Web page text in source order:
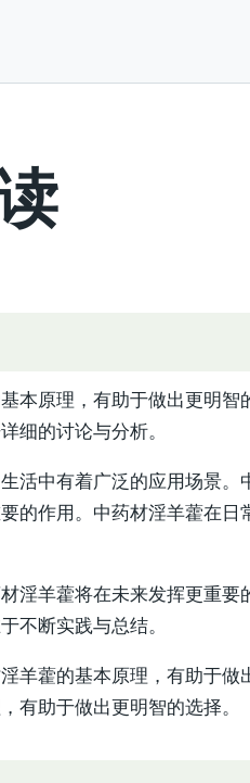
本原理，有助于做出更明智
细的讨论与分析。
活中有着广泛的应用场景。
的作用。中药材淫羊藿在日
淫羊藿将在未来发挥更重要
不断实践与总结。
羊藿的基本原理，有助于做
有助于做出更明智的选择。